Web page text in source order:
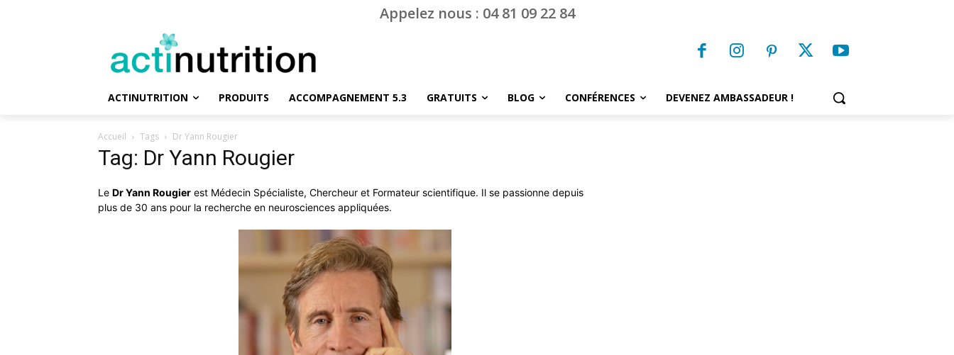
Appelez nous : 04 81 09 22 84
ACTINUTRITION PRODUITS ACCOMPAGNEMENT 5.3 GRATUITS BLOG CONFÉRENCES DEVENEZ AMBASSADEUR !
Accueil Tags Dr Yann Rougier
Tag: Dr Yann Rougier
Le Dr Yann Rougier est Médecin Spécialiste, Chercheur et Formateur scientifique. Il se passionne depuis
plus de 30 ans pour la recherche en neurosciences appliquées.